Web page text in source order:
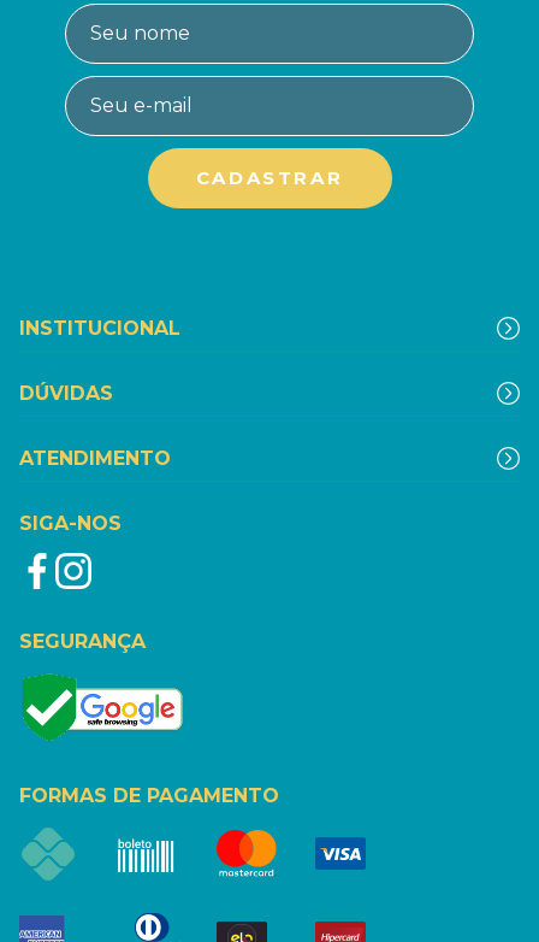
INSTITUCIONAL
DÚVIDAS
ATENDIMENTO
SIGA-NOS
SEGURANÇA
FORMAS DE PAGAMENTO